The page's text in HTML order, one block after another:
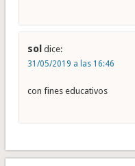
sol dice:
31/05/2019 a las 16:46
con fines educativos